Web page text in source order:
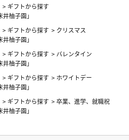
> ギフトから探す
柚子園」
> ギフトから探す > クリスマス
柚子園」
> ギフトから探す > バレンタイン
柚子園」
> ギフトから探す > ホワイトデー
柚子園」
> ギフトから探す >卒業、進学、就職祝
柚子園」